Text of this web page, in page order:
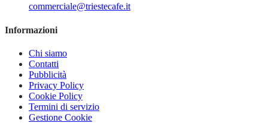
commerciale@triestecafe.it
Informazioni
Chi siamo
Contatti
Pubblicità
Privacy Policy
Cookie Policy
Termini di servizio
Gestione Cookie